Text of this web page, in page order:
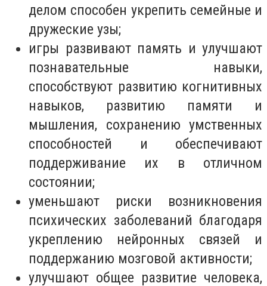
делом способен укрепить семейные и
дружеские узы;
игры развивают память и улучшают
познавательные навыки,
способствуют развитию когнитивных
навыков, развитию памяти и
мышления, сохранению умственных
способностей и обеспечивают
поддерживание их в отличном
состоянии;
уменьшают риски возникновения
психических заболеваний благодаря
укреплению нейронных связей и
поддержанию мозговой активности;
улучшают общее развитие человека,